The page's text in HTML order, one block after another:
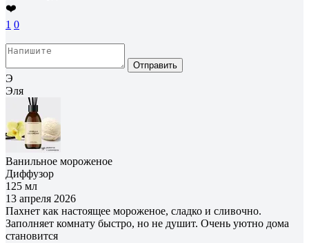
❤️
1 0
Отправить
Э
Эля
Ванильное мороженое
Диффузор
125 мл
13 апреля 2026
Пахнет как настоящее мороженое, сладко и сливочно.
Заполняет комнату быстро, но не душит. Очень уютно дома
становится